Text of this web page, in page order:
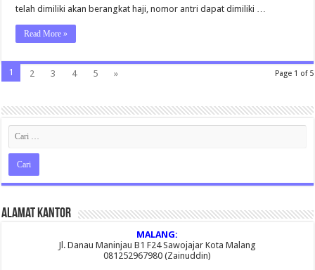
telah dimiliki akan berangkat haji, nomor antri dapat dimiliki …
Read More »
Page 1 of 5
1 2 3 4 5 »
Alamat Kantor
MALANG:
Jl. Danau Maninjau B1 F24 Sawojajar Kota Malang
081252967980 (Zainuddin)